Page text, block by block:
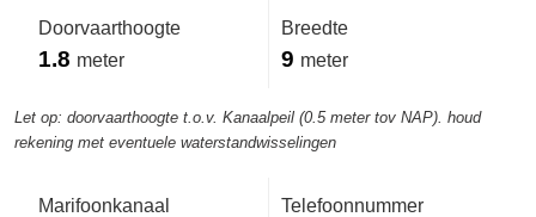
Doorvaarthoogte
1.8 meter
Breedte
9 meter
Let op: doorvaarthoogte t.o.v. Kanaalpeil (0.5 meter tov NAP). houd
rekening met eventuele waterstandwisselingen
Marifoonkanaal
Telefoonnummer